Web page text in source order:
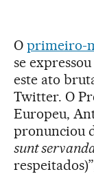
O primeiro-
se
este ato
Twitter. O
Europeu,
pronunciou
sunt